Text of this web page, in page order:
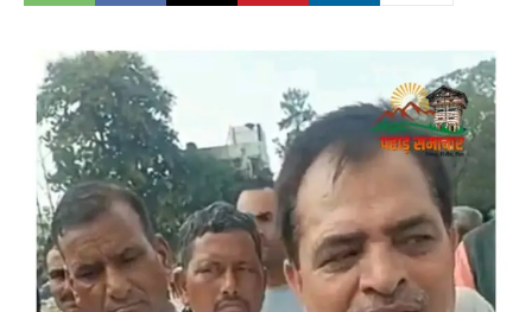
Breaking
News